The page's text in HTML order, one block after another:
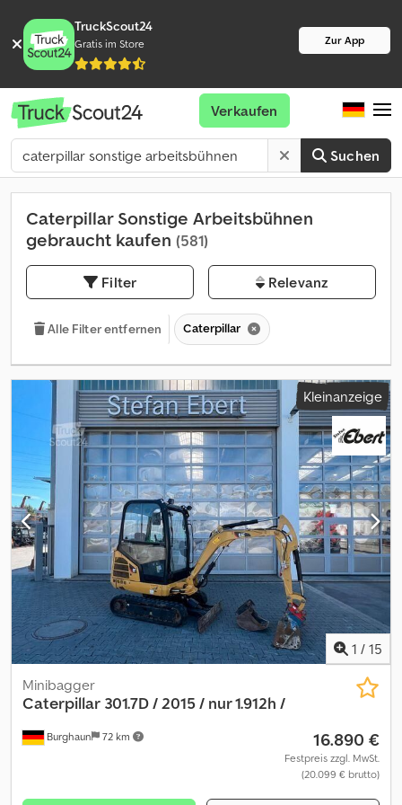
TruckScout24
Gratis im Store Zur App
Suchen
Verkaufen
Caterpillar Sonstige Arbeitsbühnen
gebraucht kaufen (581)
Filter Relevanz
Alle Filter entfernen Caterpillar
Kleinanzeige
1 / 15
Burghaun 72 km
Minibagger
Caterpillar 301.7D / 2015 / nur 1.912h /
16.890 €
Festpreis zzgl. MwSt.
(20.099 € brutto)